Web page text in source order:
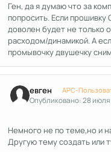
Ген, да я думаю что за
попросить. Если
доволен будет не только
расходом/динамикой. А
промывочку двушечку
евген APC-
Опубликовано:28 июля
Немного не по теме,но и
Другую тему создать или